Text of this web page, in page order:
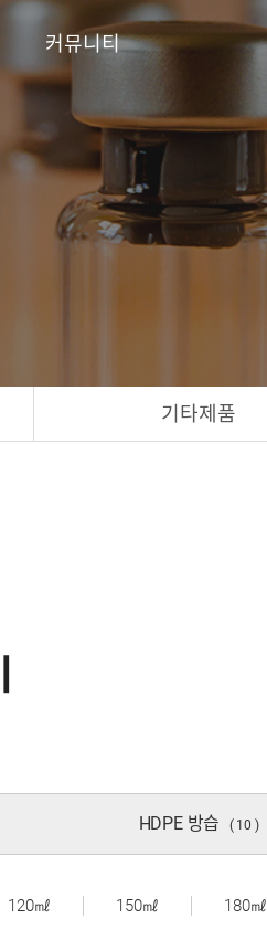
커뮤니티
기타제품
HDPE 방습 ( 10 )
120㎖ 150㎖ 180㎖